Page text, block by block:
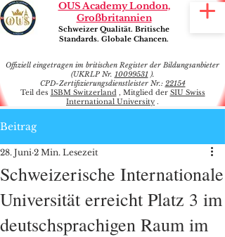
OUS Academy London,
Großbritannien
Schweizer Qualität. Britische
Standards. Globale Chancen.
Offiziell eingetragen im britischen Register der Bildungsanbieter
(UKRLP Nr. 10099531).
CPD-Zertifizierungsdienstleister Nr.: 22154
Teil des ISBM Switzerland, Mitglied der SIU Swiss
International University .
Beitrag
Schweizerische Internationale
Universität erreicht Platz 3 im
deutschsprachigen Raum im
28. Juni 2 Min. Lesezeit